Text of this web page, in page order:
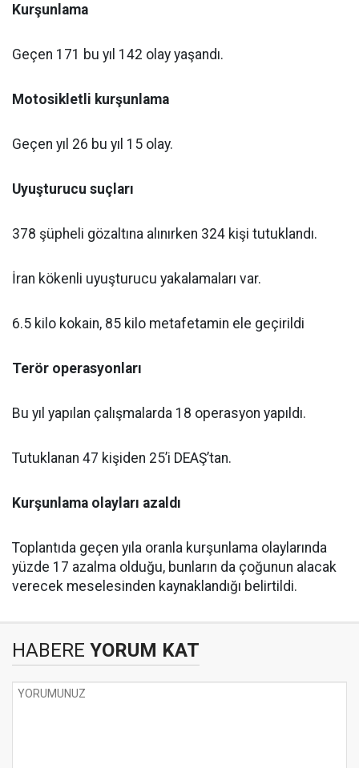
Kurşunlama
Geçen 171 bu yıl 142 olay yaşandı.
Motosikletli kurşunlama
Geçen yıl 26 bu yıl 15 olay.
Uyuşturucu suçları
378 şüpheli gözaltına alınırken 324 kişi tutuklandı.
İran kökenli uyuşturucu yakalamaları var.
6.5 kilo kokain, 85 kilo metafetamin ele geçirildi
Terör operasyonları
Bu yıl yapılan çalışmalarda 18 operasyon yapıldı.
Tutuklanan 47 kişiden 25’i DEAŞ’tan.
Kurşunlama olayları azaldı
Toplantıda geçen yıla oranla kurşunlama olaylarında
yüzde 17 azalma olduğu, bunların da çoğunun alacak
verecek meselesinden kaynaklandığı belirtildi.
HABERE YORUM KAT